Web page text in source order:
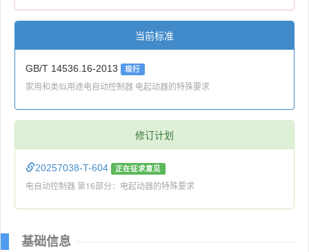
当前标准
GB/T 14536.16-2013 现行
家用和类似用途电自动控制器 电起动器的特殊要求
修订计划
20257038-T-604 正在征求意见
电自动控制器 第16部分：电起动器的特殊要求
基础信息